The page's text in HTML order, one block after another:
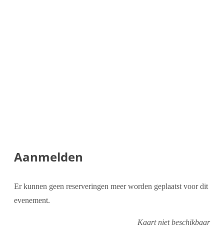
Aanmelden
Er kunnen geen reserveringen meer worden geplaatst voor dit
evenement.
Kaart niet beschikbaar